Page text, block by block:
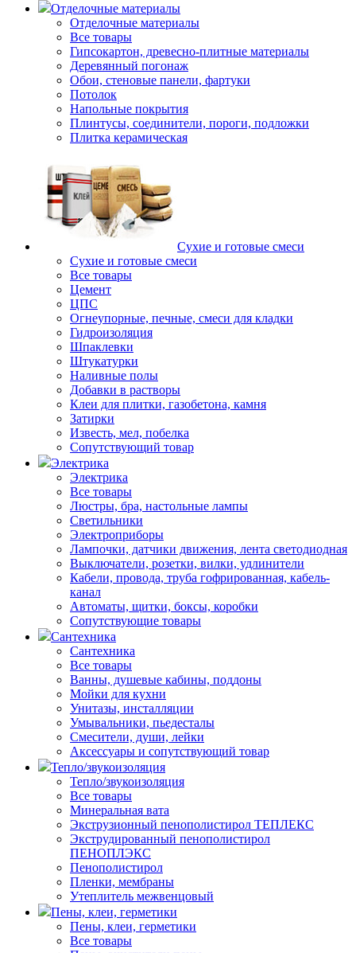
Отделочные материалы
Отделочные материалы
Все товары
Гипсокартон, древесно-плитные материалы
Деревянный погонаж
Обои, стеновые панели, фартуки
Потолок
Напольные покрытия
Плинтусы, соединители, пороги, подложки
Плитка керамическая
Сухие и готовые смеси
Сухие и готовые смеси
Все товары
Цемент
ЦПС
Огнеупорные, печные, смеси для кладки
Гидроизоляция
Шпаклевки
Штукатурки
Наливные полы
Добавки в растворы
Клеи для плитки, газобетона, камня
Затирки
Известь, мел, побелка
Сопутствующий товар
Электрика
Электрика
Все товары
Люстры, бра, настольные лампы
Светильники
Электроприборы
Лампочки, датчики движения, лента светодиодная
Выключатели, розетки, вилки, удлинители
Кабели, провода, труба гофрированная, кабель-
канал
Автоматы, щитки, боксы, коробки
Сопутствующие товары
Сантехника
Сантехника
Все товары
Ванны, душевые кабины, поддоны
Мойки для кухни
Унитазы, инсталляции
Умывальники, пьедесталы
Смесители, души, лейки
Аксессуары и сопутствующий товар
Тепло/звукоизоляция
Тепло/звукоизоляция
Все товары
Минеральная вата
Экструзионный пенополистирол ТЕПЛЕКС
Экструдированный пенополистирол
ПЕНОПЛЭКС
Пенополистирол
Пленки, мембраны
Утеплитель межвенцовый
Пены, клеи, герметики
Пены, клеи, герметики
Все товары